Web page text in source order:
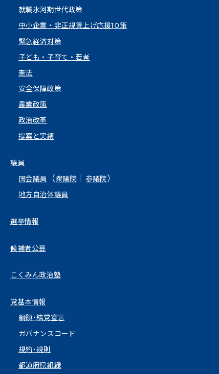
就職氷河期世代政策
中小企業・非正規賃上げ応援10策
緊急経済対策
子ども・子育て・若者
憲法
安全保障政策
農業政策
政治改革
提案と実績
議員
国会議員
（衆議院 ｜参議院）
地方自治体議員
選挙情報
候補者公募
こくみん政治塾
党基本情報
綱領･結党宣言
ガバナンスコード
規約･規則
都道府県組織